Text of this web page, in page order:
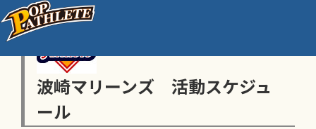
波崎マリーンズ 活動スケジュ
ール